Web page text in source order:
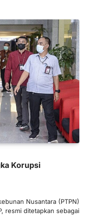
Korupsi
Nusantara (PTPN)
resmi ditetapkan sebagai